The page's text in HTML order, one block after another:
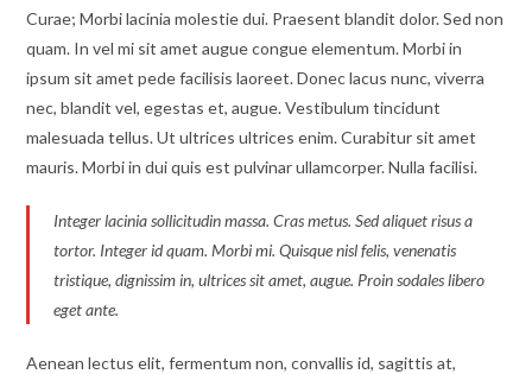
Curae; Morbi lacinia molestie dui. Praesent blandit dolor. Sed non
quam. In vel mi sit amet augue congue elementum. Morbi in
ipsum sit amet pede facilisis laoreet. Donec lacus nunc, viverra
nec, blandit vel, egestas et, augue. Vestibulum tincidunt
malesuada tellus. Ut ultrices ultrices enim. Curabitur sit amet
mauris. Morbi in dui quis est pulvinar ullamcorper. Nulla facilisi.
Integer lacinia sollicitudin massa. Cras metus. Sed aliquet risus a
tortor. Integer id quam. Morbi mi. Quisque nisl felis, venenatis
tristique, dignissim in, ultrices sit amet, augue. Proin sodales libero
eget ante.
Aenean lectus elit, fermentum non, convallis id, sagittis at,